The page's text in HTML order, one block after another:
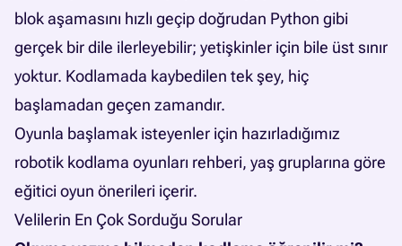
blok aşamasını hızlı geçip doğrudan Python gibi
gerçek bir dile ilerleyebilir; yetişkinler için bile üst sınır
yoktur. Kodlamada kaybedilen tek şey, hiç
başlamadan geçen zamandır.
Oyunla başlamak isteyenler için hazırladığımız
robotik kodlama oyunları rehberi, yaş gruplarına göre
eğitici oyun önerileri içerir.
Velilerin En Çok Sorduğu Sorular